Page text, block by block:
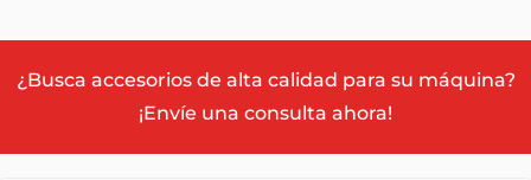
¿Busca accesorios de alta calidad para su máquina?
¡Envíe una consulta ahora!